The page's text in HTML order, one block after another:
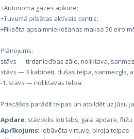
+Autonoma gāzes apkure;
+Tuvumā pilsētas aktīvais centrs;
+Fiksēta apsaimniekošanas maksa 50 eiro
Plānojums:
stāvs — tirdzniecības zāle, noliktava,
stāvs — 3 kabineti, dušas telpa, sanmezgls,
-1. stāvs — noliktavas telpa.
Priecāšos parādīt telpas un atbildēt uz Jūsu
Apdare: stāvoklis ļoti labs, gala apdare, flīžu
Aprīkojums: iebūvēta virtuve, biroja telpas